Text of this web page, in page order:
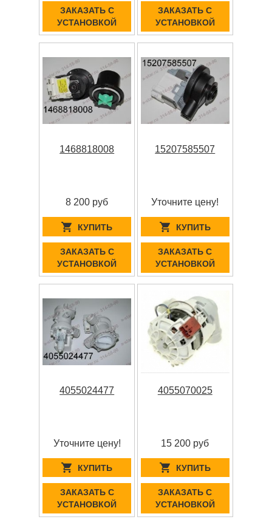
ЗАКАЗАТЬ С
УСТАНОВКОЙ
ЗАКАЗАТЬ С
УСТАНОВКОЙ
1468818008
8 200 руб
КУПИТЬ
ЗАКАЗАТЬ С
УСТАНОВКОЙ
15207585507
Уточните цену!
КУПИТЬ
ЗАКАЗАТЬ С
УСТАНОВКОЙ
4055024477
Уточните цену!
КУПИТЬ
ЗАКАЗАТЬ С
УСТАНОВКОЙ
4055070025
15 200 руб
КУПИТЬ
ЗАКАЗАТЬ С
УСТАНОВКОЙ